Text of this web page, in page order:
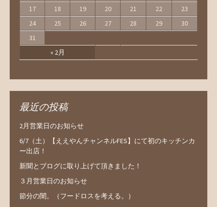
« 2月
17
18 19 20 21 22
23
24
25 26 27 28 29
30
31
最近の投稿
2月営業日のお知らせ
6/7（土）【ええやんチャンネルFES】にて初のキッチンカ
ー出店！
新聞とブログに取り上げて頂きました！
３月営業日のお知らせ
節分の闇。（フードロスを考える。）